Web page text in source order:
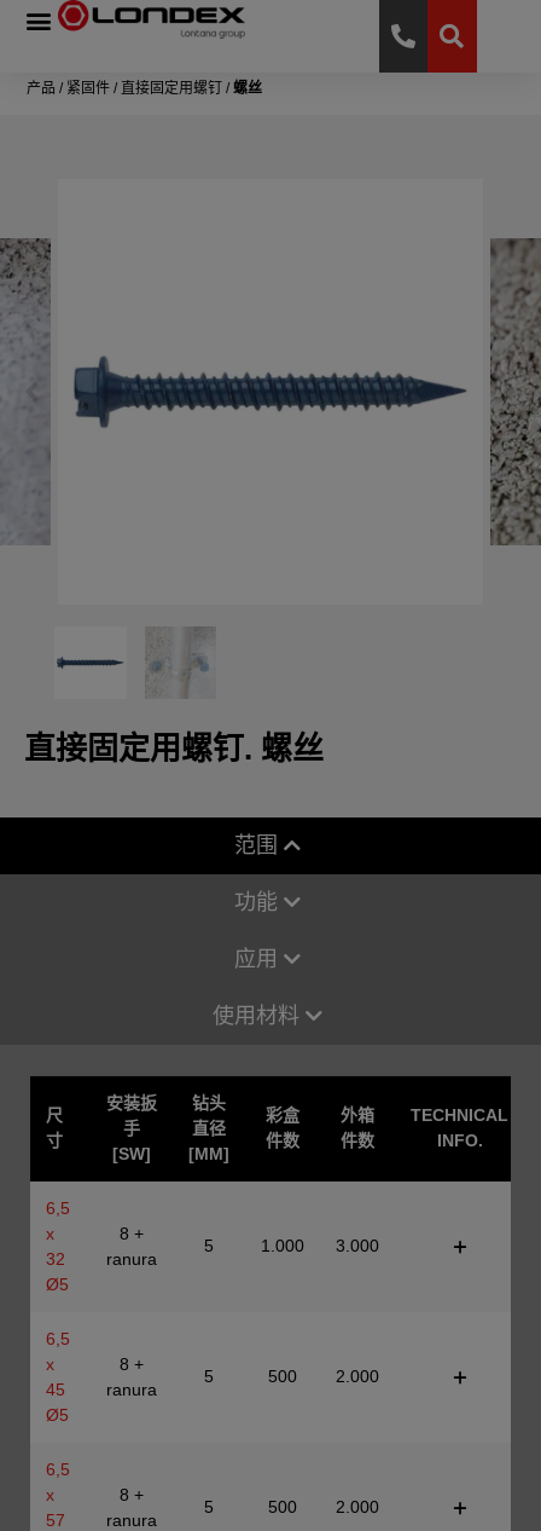
产品 / 紧固件 / 直接固定用螺钉 /螺丝
直接固定用螺钉. 螺丝
范围
功能
应用
使用材料
尺
寸
安装扳
手
[SW]
钻头
直径
[MM]
彩盒
件数
外箱
件数
TECHNICAL
INFO.
6,5
x
32
Ø5
8 +
ranura
5 1.000 3.000
6,5
x
45
Ø5
8 +
ranura
5 500 2.000
6,5
x
57
8 +
ranura
5 500 2.000